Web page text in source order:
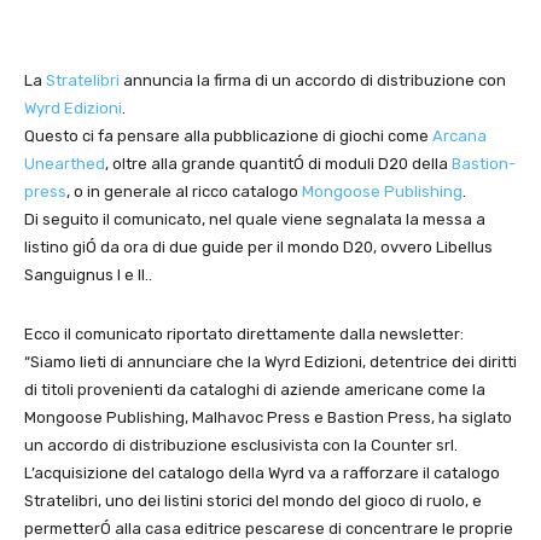
La Stratelibri annuncia la firma di un accordo di distribuzione con
Wyrd Edizioni.
Questo ci fa pensare alla pubblicazione di giochi come Arcana
Unearthed, oltre alla grande quantitÓ di moduli D20 della Bastion-
press, o in generale al ricco catalogo Mongoose Publishing.
Di seguito il comunicato, nel quale viene segnalata la messa a
listino giÓ da ora di due guide per il mondo D20, ovvero Libellus
Sanguignus I e II..
Ecco il comunicato riportato direttamente dalla newsletter:
“Siamo lieti di annunciare che la Wyrd Edizioni, detentrice dei diritti
di titoli provenienti da cataloghi di aziende americane come la
Mongoose Publishing, Malhavoc Press e Bastion Press, ha siglato
un accordo di distribuzione esclusivista con la Counter srl.
L’acquisizione del catalogo della Wyrd va a rafforzare il catalogo
Stratelibri, uno dei listini storici del mondo del gioco di ruolo, e
permetterÓ alla casa editrice pescarese di concentrare le proprie